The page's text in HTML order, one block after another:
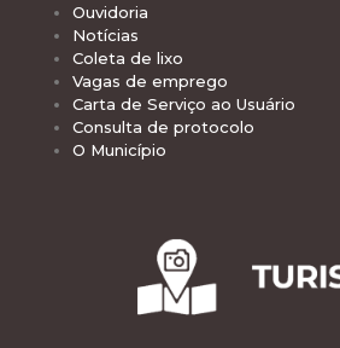
Ouvidoria
Notícias
Coleta de lixo
Vagas de emprego
Carta de Serviço ao Usuário
Consulta de protocolo
O Município